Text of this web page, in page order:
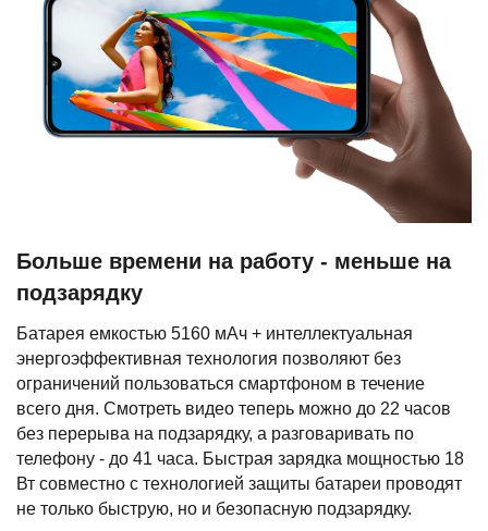
Больше времени на работу - меньше на
подзарядку
Батарея емкостью 5160 мАч + интеллектуальная
энергоэффективная технология позволяют без
ограничений пользоваться смартфоном в течение
всего дня. Смотреть видео теперь можно до 22 часов
без перерыва на подзарядку, а разговаривать по
телефону - до 41 часа. Быстрая зарядка мощностью 18
Вт совместно с технологией защиты батареи проводят
не только быструю, но и безопасную подзарядку.